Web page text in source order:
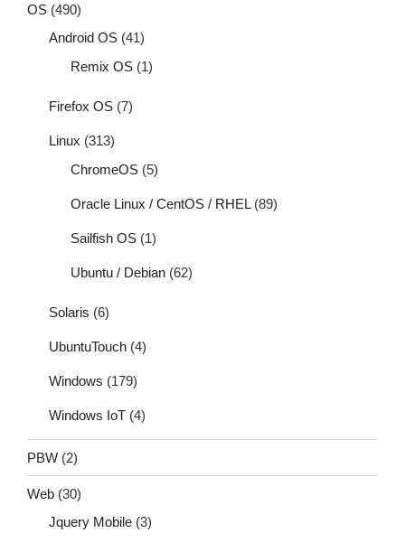
OS (490)
Android OS (41)
Remix OS (1)
Firefox OS (7)
Linux (313)
ChromeOS (5)
Oracle Linux / CentOS / RHEL(89)
Sailfish OS (1)
Ubuntu / Debian (62)
Solaris (6)
UbuntuTouch (4)
Windows (179)
Windows IoT (4)
PBW (2)
Web (30)
Jquery Mobile (3)